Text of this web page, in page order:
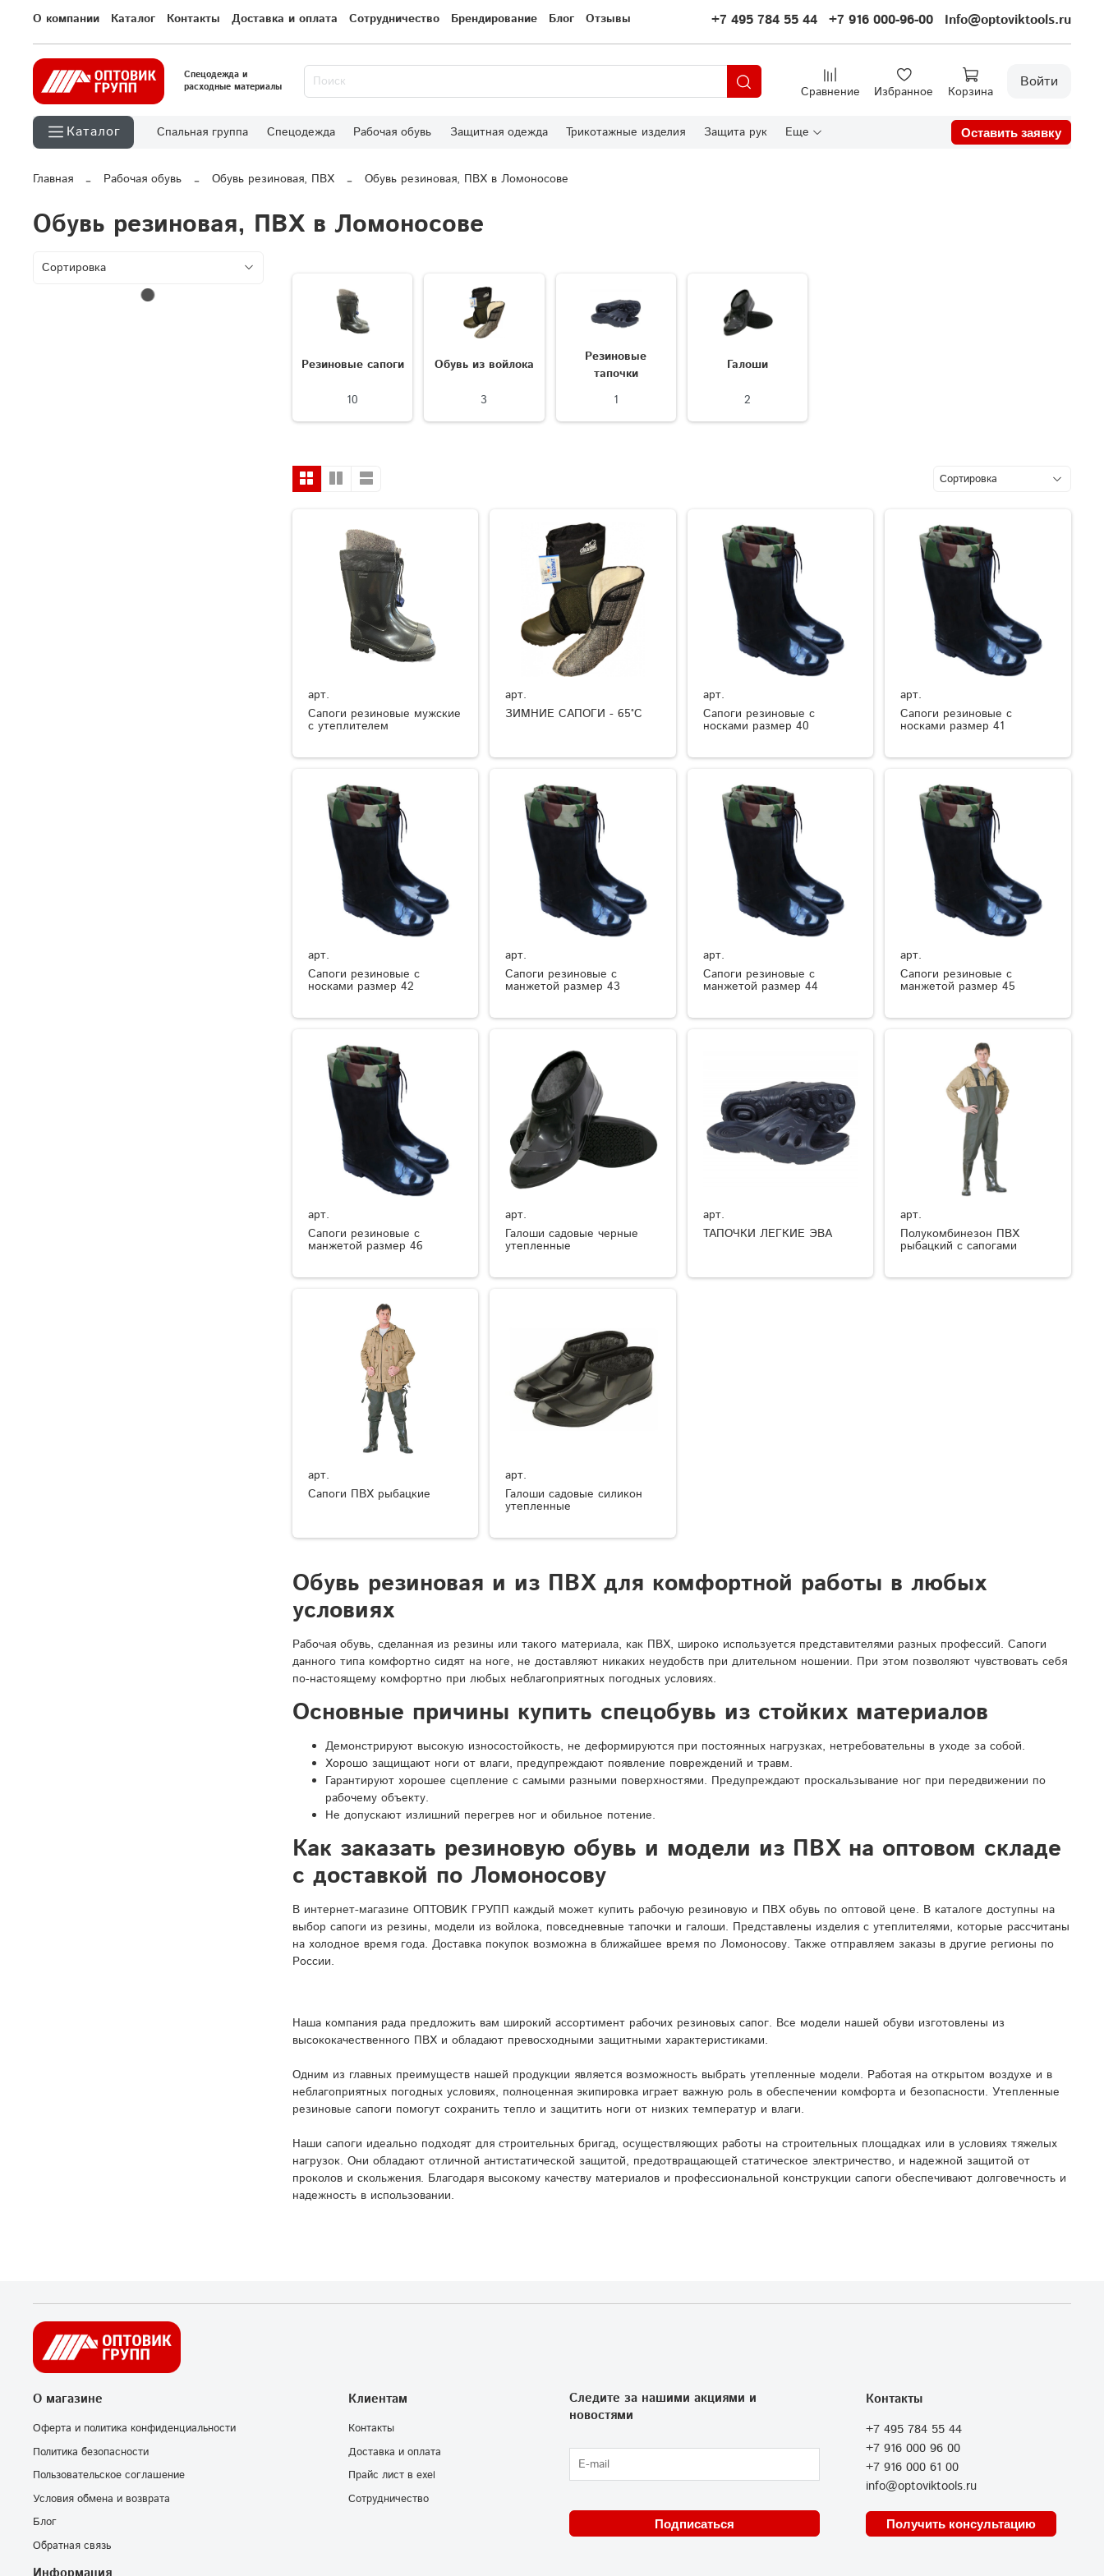
О компании Каталог Контакты Доставка и оплата Сотрудничество Брендирование Блог Отзывы +7 495 784 55 44 +7 916 000-96-00 Info@optoviktools.ru
Спецодежда и
расходные материалы
Сравнение Избранное Корзина
Войти
Каталог Спальная группа Спецодежда Рабочая обувь Защитная одежда Трикотажные изделия Защита рук Еще Оставить заявку
Главная Рабочая обувь Обувь резиновая, ПВХ Обувь резиновая, ПВХ в Ломоносове
Обувь резиновая, ПВХ в Ломоносове
Резиновые сапоги
10
Обувь из войлока
3
Резиновые
тапочки
1
Галоши
2
арт.
Сапоги резиновые мужские
с утеплителем
арт.
ЗИМНИЕ САПОГИ - 65°C
арт.
Сапоги резиновые с
носками размер 40
арт.
Сапоги резиновые с
носками размер 41
арт.
Сапоги резиновые с
носками размер 42
арт.
Сапоги резиновые с
манжетой размер 43
арт.
Сапоги резиновые с
манжетой размер 44
арт.
Сапоги резиновые с
манжетой размер 45
арт.
Сапоги резиновые с
манжетой размер 46
арт.
Галоши садовые черные
утепленные
арт.
ТАПОЧКИ ЛЕГКИЕ ЭВА
арт.
Полукомбинезон ПВХ
рыбацкий с сапогами
арт.
Сапоги ПВХ рыбацкие
арт.
Галоши садовые силикон
утепленные
Обувь резиновая и из ПВХ для комфортной работы в любых
условиях
Рабочая обувь, сделанная из резины или такого материала, как ПВХ, широко используется представителями разных профессий. Сапоги
данного типа комфортно сидят на ноге, не доставляют никаких неудобств при длительном ношении. При этом позволяют чувствовать себя
по-настоящему комфортно при любых неблагоприятных погодных условиях.
Основные причины купить спецобувь из стойких материалов
Демонстрируют высокую износостойкость, не деформируются при постоянных нагрузках, нетребовательны в уходе за собой.
Хорошо защищают ноги от влаги, предупреждают появление повреждений и травм.
Гарантируют хорошее сцепление с самыми разными поверхностями. Предупреждают проскальзывание ног при передвижении по
рабочему объекту.
Не допускают излишний перегрев ног и обильное потение.
Как заказать резиновую обувь и модели из ПВХ на оптовом складе
с доставкой по Ломоносову
В интернет-магазине ОПТОВИК ГРУПП каждый может купить рабочую резиновую и ПВХ обувь по оптовой цене. В каталоге доступны на
выбор сапоги из резины, модели из войлока, повседневные тапочки и галоши. Представлены изделия с утеплителями, которые рассчитаны
на холодное время года. Доставка покупок возможна в ближайшее время по Ломоносову. Также отправляем заказы в другие регионы по
России.
Наша компания рада предложить вам широкий ассортимент рабочих резиновых сапог. Все модели нашей обуви изготовлены из
высококачественного ПВХ и обладают превосходными защитными характеристиками.
Одним из главных преимуществ нашей продукции является возможность выбрать утепленные модели. Работая на открытом воздухе и в
неблагоприятных погодных условиях, полноценная экипировка играет важную роль в обеспечении комфорта и безопасности. Утепленные
резиновые сапоги помогут сохранить тепло и защитить ноги от низких температур и влаги.
Наши сапоги идеально подходят для строительных бригад, осуществляющих работы на строительных площадках или в условиях тяжелых
нагрузок. Они обладают отличной антистатической защитой, предотвращающей статическое электричество, и надежной защитой от
проколов и скольжения. Благодаря высокому качеству материалов и профессиональной конструкции сапоги обеспечивают долговечность и
надежность в использовании.
О магазине
Оферта и политика конфиденциальности
Политика безопасности
Пользовательское соглашение
Условия обмена и возврата
Блог
Обратная связь
Клиентам
Контакты
Доставка и оплата
Прайс лист в exel
Сотрудничество
Контакты
+7 495 784 55 44
+7 916 000 96 00
+7 916 000 61 00
info@optoviktools.ru
Получить консультацию
Следите за нашими акциями и
новостями
Подписаться